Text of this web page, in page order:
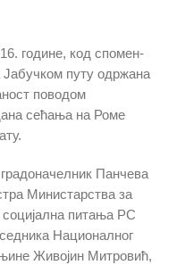
године, код спомен-
путу одржана
поводом
сећања на Роме
Панчева
Министарства за
питања РС
Националног
Живојин Митровић,